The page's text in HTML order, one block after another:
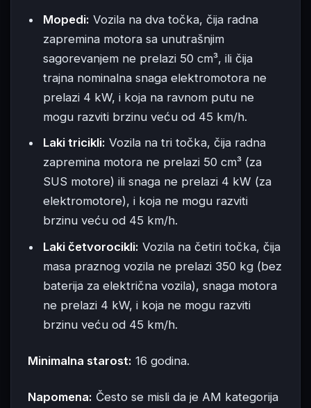
Mopedi: Vozila na dva točka, čija radna
zapremina motora sa unutrašnjim
sagorevanjem ne prelazi 50 cm³, ili čija
trajna nominalna snaga elektromotora ne
prelazi 4 kW, i koja na ravnom putu ne
mogu razviti brzinu veću od 45 km/h.
Laki tricikli: Vozila na tri točka, čija radna
zapremina motora ne prelazi 50 cm³ (za
SUS motore) ili snaga ne prelazi 4 kW (za
elektromotore), i koja ne mogu razviti
brzinu veću od 45 km/h.
Laki četvorocikli: Vozila na četiri točka, čija
masa praznog vozila ne prelazi 350 kg (bez
baterija za električna vozila), snaga motora
ne prelazi 4 kW, i koja ne mogu razviti
brzinu veću od 45 km/h.
Minimalna starost: 16 godina.
Napomena: Često se misli da je AM kategorija